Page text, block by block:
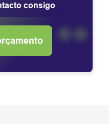
consigo